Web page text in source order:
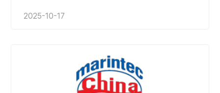
2025-10-17